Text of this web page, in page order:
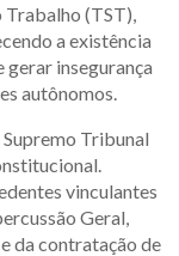
Trabalho (TST),
a existência
insegurança
autônomos.
Tribunal
vinculantes
Geral,
da contratação de